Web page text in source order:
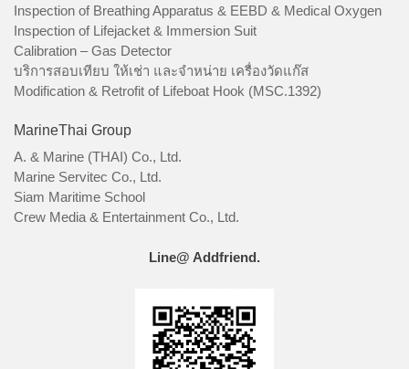
Inspection of Breathing Apparatus & EEBD & Medical Oxygen
Inspection of Lifejacket & Immersion Suit
Calibration – Gas Detector
บริการสอบเทียบ ให้เช่า และจำหน่าย เครื่องวัดแก๊ส
Modification & Retrofit of Lifeboat Hook (MSC.1392)
MarineThai Group
A. & Marine (THAI) Co., Ltd.
Marine Servitec Co., Ltd.
Siam Maritime School
Crew Media & Entertainment Co., Ltd.
Line@ Addfriend.